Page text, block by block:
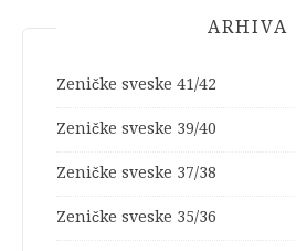
ARHIVA
Zeničke sveske 41/42
Zeničke sveske 39/40
Zeničke sveske 37/38
Zeničke sveske 35/36